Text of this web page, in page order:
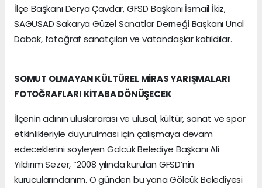
İlçe Başkanı Derya Çavdar, GFSD Başkanı İsmail İkiz,
SAGÜSAD Sakarya Güzel Sanatlar Derneği Başkanı Ünal
Dabak, fotoğraf sanatçıları ve vatandaşlar katıldılar.
SOMUT OLMAYAN KÜLTÜREL MİRAS YARIŞMALARI
FOTOĞRAFLARI KİTABA DÖNÜŞECEK
İlçenin adının uluslararası ve ulusal, kültür, sanat ve spor
etkinlikleriyle duyurulması için çalışmaya devam
edeceklerini söyleyen Gölcük Belediye Başkanı Ali
Yıldırım Sezer, “2008 yılında kurulan GFSD’nin
kurucularındanım. O günden bu yana Gölcük Belediyesi